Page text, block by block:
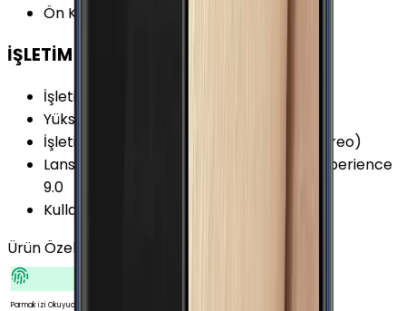
Ön Kamera FPS Değeri
İŞLETİM SİSTEMİ
İşletim Sistemi
Yükseltilebilir Versiyon
İşletim Sistemi Versiyonu
Android 8.0 (Oreo)
Lansman Arayüz Versiyonu
Samsung Experience
9.0
Kullanıcı Arayüzü
Ürün Özellikleri
Parmak izi Okuyucu